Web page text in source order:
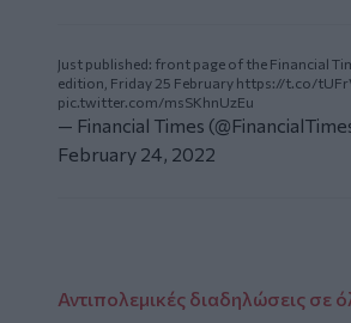
Just published: front page of the Financial
edition, Friday 25 February https://t.co/
pic.twitter.com/msSKhnUzEu
— Financial Times
February 24, 2022
Αντιπολεμικές διαδηλώσεις σε